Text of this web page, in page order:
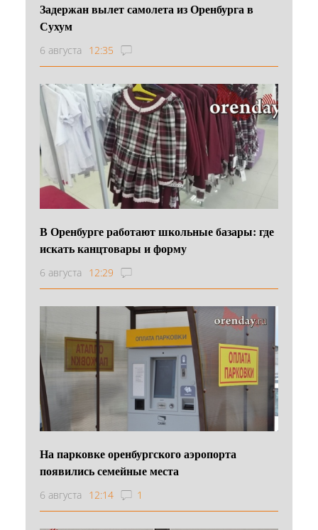
Задержан вылет самолета из Оренбурга в
Сухум
6 августа 12:35
В Оренбурге работают школьные базары: где
искать канцтовары и форму
6 августа 12:29
На парковке оренбургского аэропорта
появились семейные места
6 августа 12:14 1